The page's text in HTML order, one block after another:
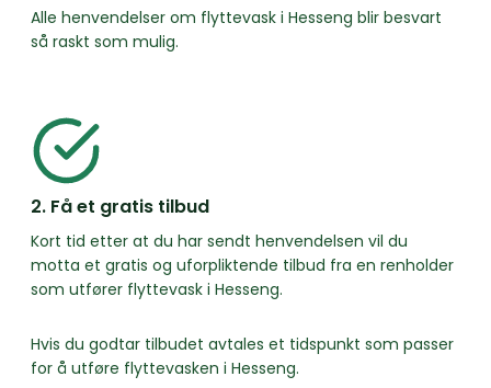
Alle henvendelser om flyttevask i Hesseng blir besvart
så raskt som mulig.
2. Få et gratis tilbud
Kort tid etter at du har sendt henvendelsen vil du
motta et gratis og uforpliktende tilbud fra en renholder
som utfører flyttevask i Hesseng.
Hvis du godtar tilbudet avtales et tidspunkt som passer
for å utføre flyttevasken i Hesseng.